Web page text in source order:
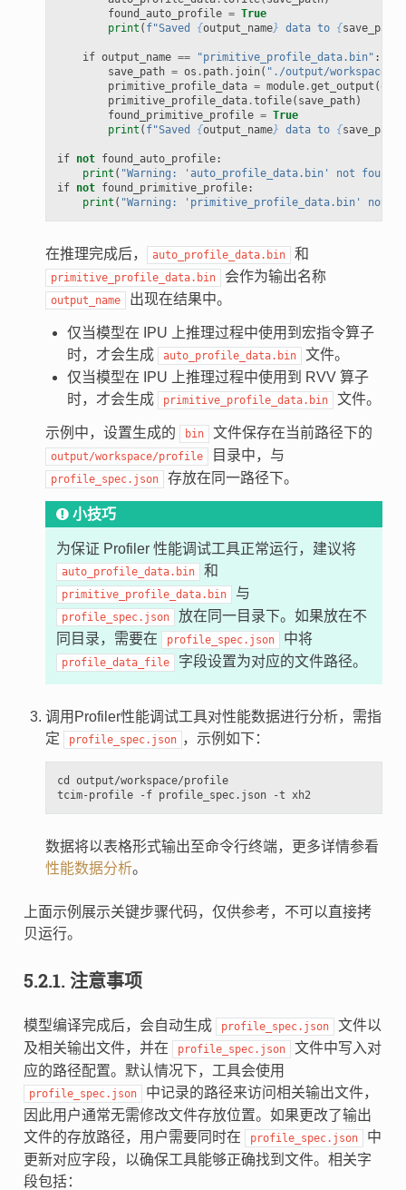
found_auto_profile = True
print ( f"Saved {output_name} data to {save_path
if output_name == "primitive_profile_data.bin" :
save_path = os . path. join( "./output/workspace/
primitive_profile_data = module.get_output (
primitive_profile_data.tofile( save_path)
found_primitive_profile = True
print ( f"Saved {output_name} data to {save_path
if not found_auto_profile:
print ( "Warning: 'auto_profile_data.bin' not found
if not found_primitive_profile:
print ( "Warning: 'primitive_profile_data.bin' not
在推理完成后， auto_profile_data.bin 和
primitive_profile_data.bin 会作为输出名称
output_name 出现在结果中。
仅当模型在 IPU 上推理过程中使用到宏指令算子
时，才会生成
auto_profile_data.bin
文件。
仅当模型在 IPU 上推理过程中使用到 RVV 算子
时，才会生成
primitive_profile_data.bin 文件。
示例中，设置生成的 bin 文件保存在当前路径下的
output/workspace/profile 目录中，与
profile_spec.json 存放在同一路径下。
小技巧
为保证 Profiler 性能调试工具正常运行，建议将
auto_profile_data.bin 和
primitive_profile_data.bin 与
profile_spec.json
放在同一目录下。如果放在不
同目录，需要在
profile_spec.json 中将
profile_data_file 字段设置为对应的文件路径。
调用Profiler性能调试工具对性能数据进行分析，需指
定
profile_spec.json ，示例如下：
cd output/workspace/profile
tcim-profile -f profile_spec.json -t xh2
数据将以表格形式输出至命令行终端，更多详情参看
性能数据分析。
上面示例展示关键步骤代码，仅供参考，不可以直接拷
贝运行。
5.2.1. 注意事项
模型编译完成后，会自动生成 profile_spec.json
文件以
及相关输出文件，并在
profile_spec.json
文件中写入对
应的路径配置。默认情况下，工具会使用
profile_spec.json
中记录的路径来访问相关输出文件，
因此用户通常无需修改文件存放位置。如果更改了输出
文件的存放路径，用户需要同时在
profile_spec.json
中
更新对应字段，以确保工具能够正确找到文件。相关字
段包括：